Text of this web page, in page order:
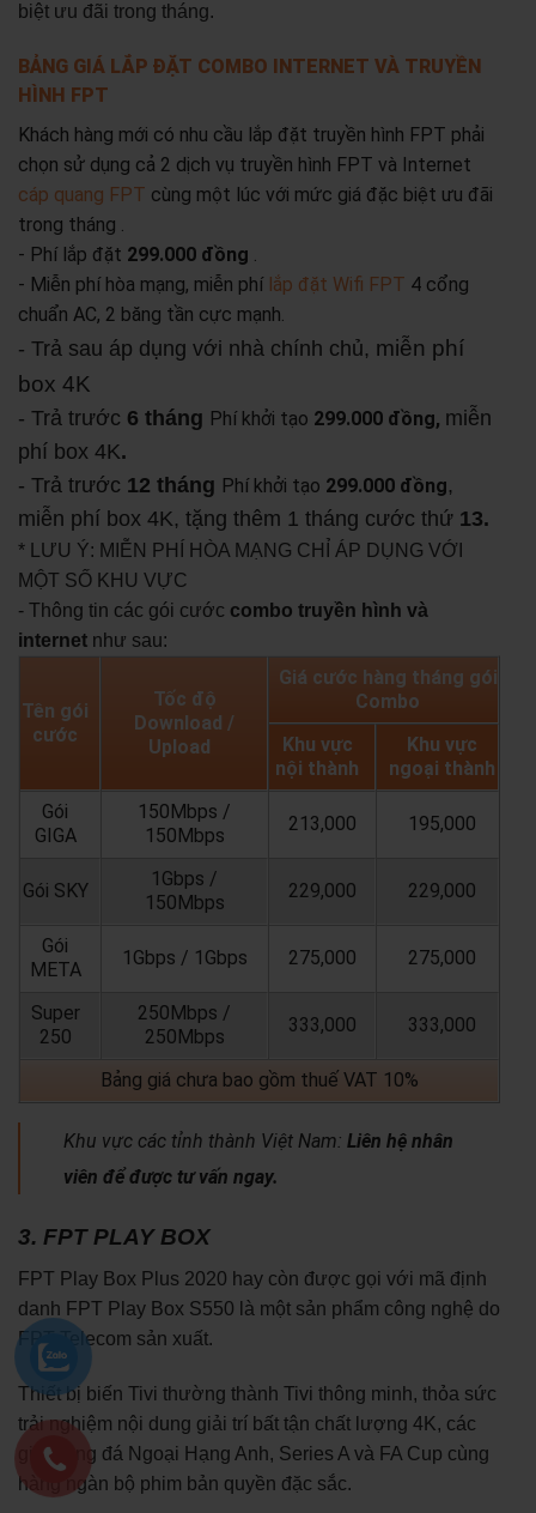
biệt ưu đãi trong tháng.
BẢNG GIÁ LẮP ĐẶT COMBO INTERNET VÀ TRUYỀN
HÌNH FPT
Khách hàng mới có nhu cầu lắp đặt truyền hình FPT phải
chọn sử dụng cả 2 dịch vụ truyền hình FPT và Internet
cáp quang FPT cùng một lúc với mức giá đặc biệt ưu đãi
trong tháng .
- Phí lắp đặt 299.000 đồng .
- Miễn phí hòa mạng, miễn phí lắp đặt Wifi FPT 4 cổng
chuẩn AC, 2 băng tần cực mạnh.
- Trả sau áp dụng với nhà chính chủ, miễn phí
box 4K
- Trả trước 6 tháng Phí khởi tạo 299.000 đồng, miễn
phí box 4K.
- Trả trước 12 tháng Phí khởi tạo 299.000 đồng,
miễn phí box 4K, tặng thêm 1 tháng cước thứ 13.
* LƯU Ý: MIỄN PHÍ HÒA MẠNG CHỈ ÁP DỤNG VỚI
MỘT SỐ KHU VỰC
- Thông tin các gói cước combo truyền hình và
internet như sau:
Tên gói
cước
Tốc độ
Download /
Upload
Giá cước hàng tháng gói
Combo
Khu vực
nội thành
Khu vực
ngoại thành
Gói
GIGA
150Mbps /
150Mbps
213,000 195,000
Gói SKY
1Gbps /
150Mbps
229,000 229,000
Gói
META
1Gbps / 1Gbps 275,000 275,000
Super
250
250Mbps /
250Mbps
333,000 333,000
Bảng giá chưa bao gồm thuế VAT 10%
Khu vực các tỉnh thành Việt Nam: Liên hệ nhân
viên để được tư vấn ngay.
3. FPT PLAY BOX
FPT Play Box Plus 2020 hay còn được gọi với mã định
danh FPT Play Box S550 là một sản phẩm công nghệ do
FPT Telecom sản xuất.
Thiết bị biến Tivi thường thành Tivi thông minh, thỏa sức
trải nghiệm nội dung giải trí bất tận chất lượng 4K, các
giải bóng đá Ngoại Hạng Anh, Series A và FA Cup cùng
hàng ngàn bộ phim bản quyền đặc sắc.